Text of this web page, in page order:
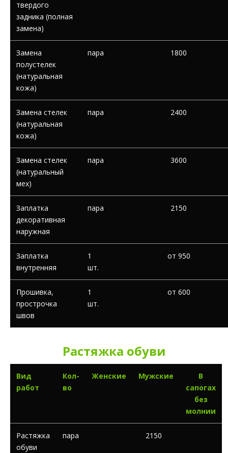
твердого
задника (полная
замена)
Замена
полустелек
(натуральная
кожа)
пара 1800
Замена стелек
(натуральная
кожа)
пара 2400
Замена стелек
(натуральный
мех)
пара 3600
Заплатка
декоративная
наружная
пара 2150
Заплатка
внутренняя
1
шт.
от 950
Прошивка,
прострочка
швов
1
шт.
от 600
Растяжка обуви
Вид
работ
Кол-
во
Женские Мужские
В
сапогах
без
молнии
Растяжка
обуви
пара 2150